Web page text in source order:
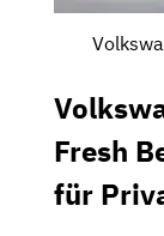
Fresh
für